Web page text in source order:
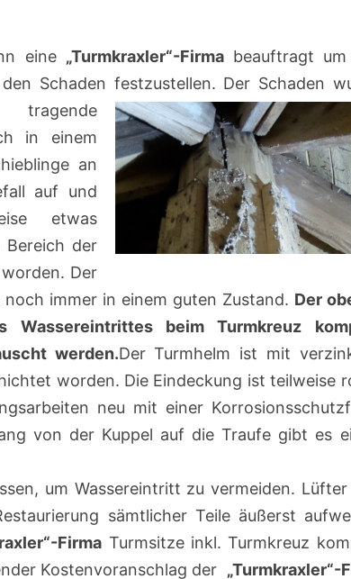
eine „Turmkraxler“-Firmabeauftragt um
Schaden festzustellen. Der Schaden
in einem
an
auf und
etwas
Bereich der
Der
immer in einem guten Zustand. Der
beim Turmkreuz
werden.Der Turmhelm ist mit
worden. Die Eindeckung ist teilweise
neu mit einer
von der Kuppel auf die Traufe gibt es
um Wassereintritt zu vermeiden. Lüfter
sämtlicher Teile äußerst
Firma Turmsitze inkl. Turmkreuz
Kostenvoranschlag der „Turmkraxler“-